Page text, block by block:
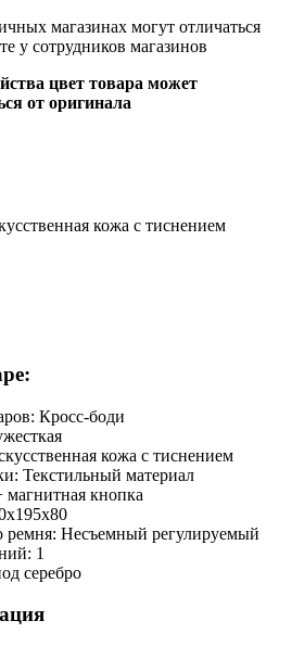
магазинах могут отличаться
у сотрудников магазинов
цвет товара может
от оригинала
кожа с тиснением
Кросс-боди
кожа с тиснением
Текстильный материал
магнитная кнопка
ремня: Несъемный регулируемый
1
серебро